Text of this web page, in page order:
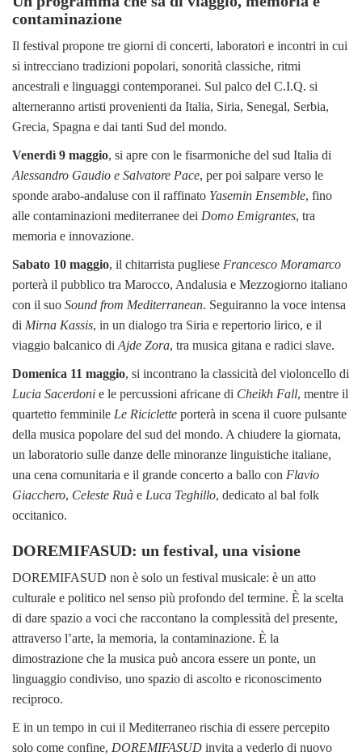
contaminazione
Il festival propone tre giorni di concerti, laboratori e incontri in cui
si intrecciano tradizioni popolari, sonorità classiche, ritmi
ancestrali e linguaggi contemporanei. Sul palco del C.I.Q. si
alterneranno artisti provenienti da Italia, Siria, Senegal, Serbia,
Grecia, Spagna e dai tanti Sud del mondo.
Venerdì 9 maggio, si apre con le fisarmoniche del sud Italia di
Alessandro Gaudio e Salvatore Pace, per poi salpare verso le
sponde arabo-andaluse con il raffinato Yasemin Ensemble, fino
alle contaminazioni mediterranee dei Domo Emigrantes, tra
memoria e innovazione.
Sabato 10 maggio, il chitarrista pugliese Francesco Moramarco
porterà il pubblico tra Marocco, Andalusia e Mezzogiorno italiano
con il suo Sound from Mediterranean. Seguiranno la voce intensa
di Mirna Kassis, in un dialogo tra Siria e repertorio lirico, e il
viaggio balcanico diAjde Zora, tra musica gitana e radici slave.
Domenica 11 maggio, si incontrano la classicità del violoncello di
Lucia Sacerdoni e le percussioni africane di Cheikh Fall, mentre il
quartetto femminile Le Riciclette porterà in scena il cuore pulsante
della musica popolare del sud del mondo. A chiudere la giornata,
un laboratorio sulle danze delle minoranze linguistiche italiane,
una cena comunitaria e il grande concerto a ballo con Flavio
Giacchero, Celeste Ruà e Luca Teghillo, dedicato al bal folk
occitanico.
DOREMIFASUD: un festival, una visione
DOREMIFASUD non è solo un festival musicale: è un atto
culturale e politico nel senso più profondo del termine. È la scelta
di dare spazio a voci che raccontano la complessità del presente,
attraverso l’arte, la memoria, la contaminazione. È la
dimostrazione che la musica può ancora essere un ponte, un
linguaggio condiviso, uno spazio di ascolto e riconoscimento
reciproco.
E in un tempo in cui il Mediterraneo rischia di essere percepito
solo come confine, DOREMIFASUD invita a vederlo di nuovo